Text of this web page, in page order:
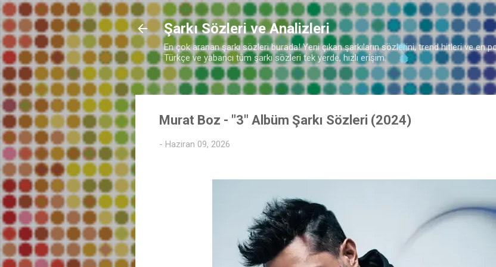
Ana içeriğe atla
Şarkı Sözleri ve Analizleri
En çok aranan şarkı sözleri burada! Yeni çıkan şarkıların sözlerini, trend hitleri ve en
Türkçe ve yabancı tüm şarkı sözleri tek yerde, hızlı erişim.
Murat Boz - "3" Albüm Şarkı Sözleri (2024)
- Haziran 09, 2026
♬